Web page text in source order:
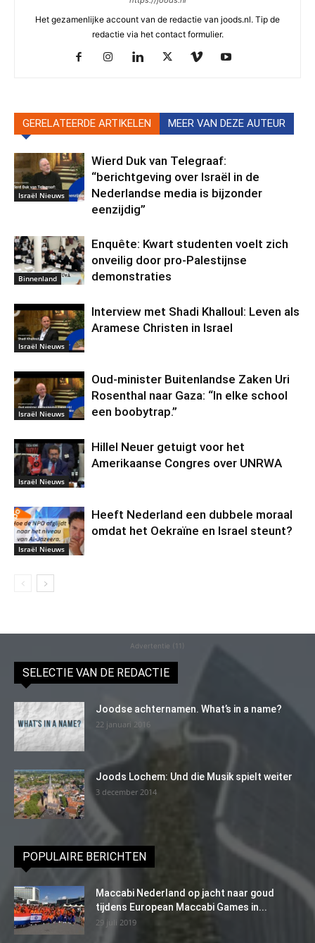
Het gezamenlijke account van de redactie van joods.nl. Tip de
redactie via het contact formulier.
GERELATEERDE ARTIKELEN MEER VAN DEZE AUTEUR
Israël Nieuws
Wierd Duk van Telegraaf:
“berichtgeving over Israël in de
Nederlandse media is bijzonder
eenzijdig”
Binnenland
Enquête: Kwart studenten voelt zich
onveilig door pro-Palestijnse
demonstraties
Israël Nieuws
Interview met Shadi Khalloul: Leven als
Aramese Christen in Israel
Israël Nieuws
Oud-minister Buitenlandse Zaken Uri
Rosenthal naar Gaza: “In elke school
een boobytrap.”
Israël Nieuws
Hillel Neuer getuigt voor het
Amerikaanse Congres over UNRWA
Israël Nieuws
Heeft Nederland een dubbele moraal
omdat het Oekraïne en Israel steunt?
Advertentie (11)
SELECTIE VAN DE REDACTIE
Joodse achternamen. What’s in a name?
22 januari 2016
Joods Lochem: Und die Musik spielt weiter
3 december 2014
POPULAIRE BERICHTEN
Maccabi Nederland op jacht naar goud
tijdens European Maccabi Games in...
29 juli 2019